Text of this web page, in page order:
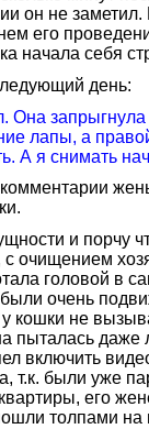
он не
его
начала себя
день:
Она запрыгнула
лапы, а
А я снимать
и порчу
с очищением
головой в
очень
кошки не
пыталась даже
включить
т.к. были уже
его
толпами на